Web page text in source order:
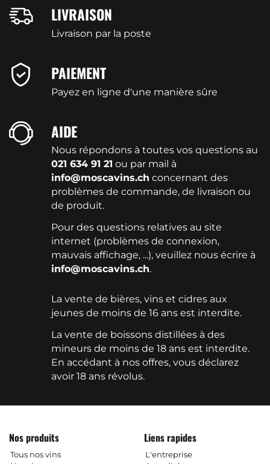
LIVRAISON
Livraison par la poste
PAIEMENT
Payez en ligne d'une manière sûre
AIDE
Nous répondons à toutes vos questions au
021 634 91 21 ou par mail à
info@moscavins.ch concernant des
problèmes de commande, de livraison ou
de produit.
Pour des questions relatives au site
internet (problèmes de connexion,
mauvais affichage, ...), veuillez nous écrire à
info@moscavins.ch.
La vente de bières, vins et cidres aux
jeunes de moins de 16 ans est interdite.
La vente de boissons distillées à des
mineurs de moins de 18 ans est interdite.
En accédant à nos offres, vous déclarez
avoir 18 ans révolus.
Nos produits
Tous nos vins
Liens rapides
L'entreprise